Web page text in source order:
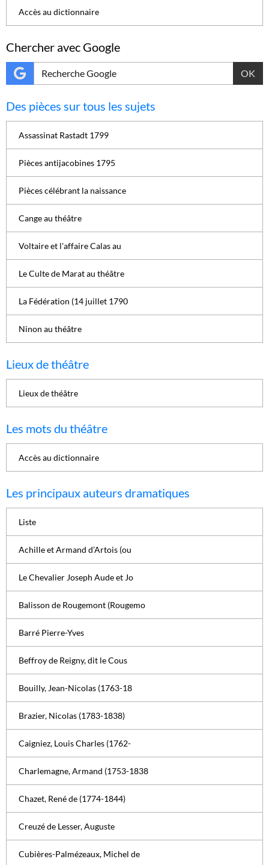
Accès au dictionnaire
Chercher avec Google
OK
Des pièces sur tous les sujets
Assassinat Rastadt 1799
Pièces antijacobines 1795
Pièces célébrant la naissance
Cange au théâtre
Voltaire et l'affaire Calas au
Le Culte de Marat au théâtre
La Fédération (14 juillet 1790
Ninon au théâtre
Lieux de théâtre
Lieux de théâtre
Les mots du théâtre
Accès au dictionnaire
Les principaux auteurs dramatiques
Liste
Achille et Armand d’Artois (ou
Le Chevalier Joseph Aude et Jo
Balisson de Rougemont (Rougemo
Barré Pierre-Yves
Beffroy de Reigny, dit le Cous
Bouilly, Jean-Nicolas (1763-18
Brazier, Nicolas (1783-1838)
Caigniez, Louis Charles (1762-
Charlemagne, Armand (1753-1838
Chazet, René de (1774-1844)
Creuzé de Lesser, Auguste
Cubières-Palmézeaux, Michel de